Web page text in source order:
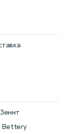
Bettery
Зенит